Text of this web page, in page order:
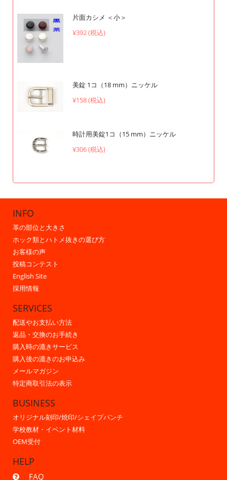
片面カシメ ＜小＞
¥392 (税込)
美錠 1コ（18 mm）ニッケル
¥158 (税込)
時計用美錠1コ（15 mm）ニッケル
¥306 (税込)
INFO
革の部位と大きさ
ホック類とハトメ抜きの選び方
お客様の声
投稿コンテスト
English Site
採用情報
SERVICES
配送やお支払い方法
返品・交換のお手続き
購入時の漉きサービス
購入後の漉きのお申込み
メールマガジン
特定商取引法の表示
BUSINESS
オリジナル刻印/焼印/シェイプパンチ
学校教材・イベント材料
OEM受付
HELP
FAQ